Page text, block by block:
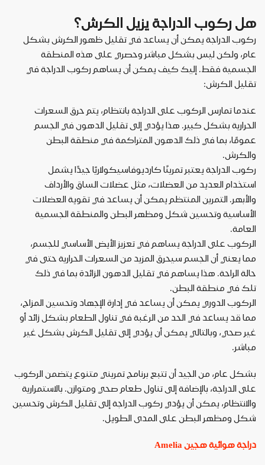
هل ركوب الدراجة يزيل الكرش؟
ركوب الدراجة يمكن أن يساعد في تقليل ظهور الكرش بشكل
عام، ولكن ليس بشكل مباشر وحصري على هذه المنطقة
الجسمية فقط. إليك كيف يمكن أن يساهم ركوب الدراجة في
تقليل الكرش:
عندما تمارس الركوب على الدراجة بانتظام، يتم حرق السعرات
الحرارية بشكل كبير. هذا يؤدي إلى تقليل الدهون في الجسم
عمومًا، بما في ذلك الدهون المتراكمة في منطقة البطن
والكرش.
ركوب الدراجة يعتبر تمرينًا كارديوفاسيكولاريًا جيدًا يشمل
استخدام العديد من العضلات، مثل عضلات الساق والأرداف
والأبهر. التمرين المنتظم يمكن أن يساعد في تقوية العضلات
الأساسية وتحسين شكل ومظهر البطن والمنطقة الجسمية
العامة.
الركوب على الدراجة يساهم في تعزيز الأيض الأساسي للجسم،
مما يعني أن الجسم سيحرق المزيد من السعرات الحرارية حتى في
حالة الراحة. هذا يساهم في تقليل الدهون الزائدة بما في ذلك
تلك في منطقة البطن.
الركوب الدوري يمكن أن يساعد في إدارة الإجهاد وتحسين المزاج،
مما قد يساعد في الحد من الرغبة في تناول الطعام بشكل زائد أو
غير صحي، وبالتالي يمكن أن يؤدي إلى تقليل الكرش بشكل غير
مباشر.
بشكل عام، من الجيد أن تتبع برنامج تمريني متنوع يتضمن الركوب
على الدراجة، بالإضافة إلى تناول طعام صحي ومتوازن. بالاستمرارية
والانتظام، يمكن أن يؤدي ركوب الدراجة إلى تقليل الكرش وتحسين
شكل ومظهر البطن على المدى الطويل.
دراجة هوائية هجين Amelia